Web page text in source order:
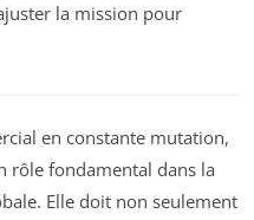
la mission pour
en constante mutation,
rôle fondamental dans la
Elle doit non seulement